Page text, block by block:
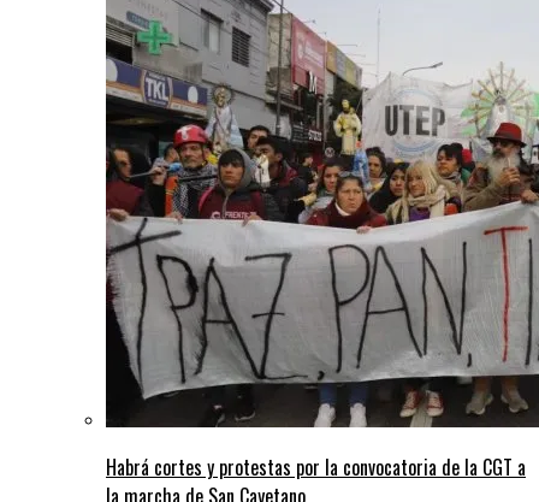
Habrá cortes y protestas por la convocatoria de la CGT a
la marcha de San Cayetano